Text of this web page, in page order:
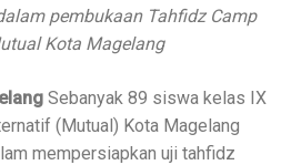
pembukaan Tahfidz Camp
Kota Magelang
Sebanyak 89 siswa kelas IX
(Mutual) Kota Magelang
mempersiapkan uji tahfidz